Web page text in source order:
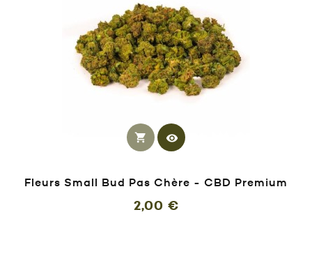
shopping_cart visibility
Fleurs Small Bud Pas Chère - CBD Premium
2,00 €Prix